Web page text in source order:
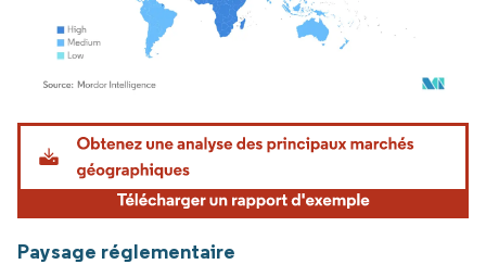
Image © Mordor Intelligence. La réutilisation nécessite une attribution sous CC BY
Paysage réglementaire